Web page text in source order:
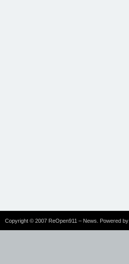
Copyright © 2007 ReOpen911 – News. Powered by